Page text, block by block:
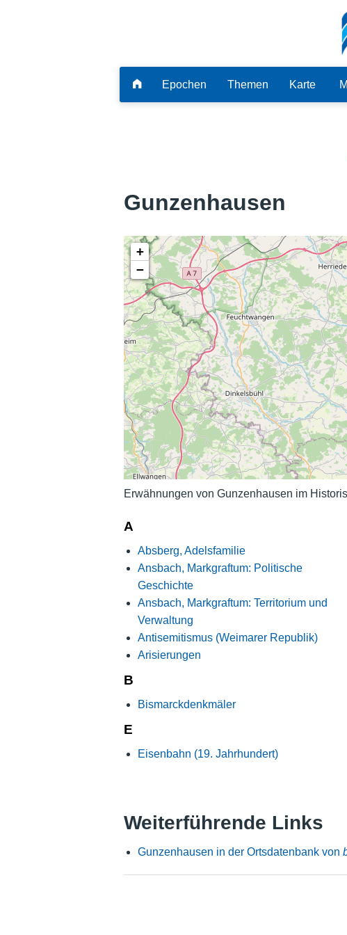
Epochen Themen Karte
Gunzenhausen
+
−
Erwähnungen von Gunzenhausen im
A
Absberg, Adelsfamilie
Ansbach, Markgraftum: Politische
Geschichte
Ansbach, Markgraftum: Territorium und
Verwaltung
Antisemitismus (Weimarer Republik)
Arisierungen
B
Bismarckdenkmäler
E
Eisenbahn (19. Jahrhundert)
Weiterführende Links
Gunzenhausen in der Ortsdatenbank von